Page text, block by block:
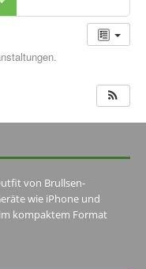
von Brullsen-
wie iPhone und
kompaktem Format